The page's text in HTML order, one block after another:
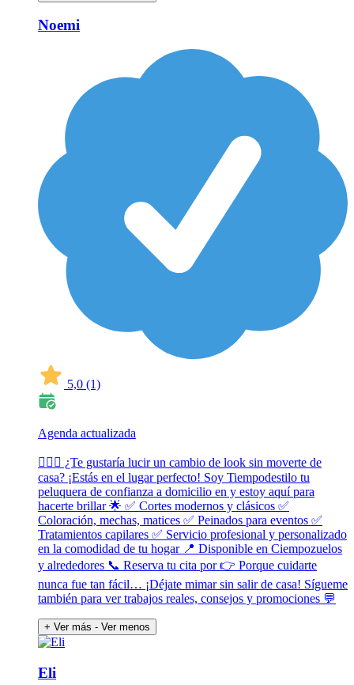
Noemi
5,0 (1)
Agenda actualizada
💇‍♀️✨ ¿Te gustaría lucir un cambio de look sin moverte de
casa? ¡Estás en el lugar perfecto! Soy Tiempodestilo tu
peluquera de confianza a domicilio en y estoy aquí para
hacerte brillar 🌟 ✅ Cortes modernos y clásicos ✅
Coloración, mechas, matices ✅ Peinados para eventos ✅
Tratamientos capilares ✅ Servicio profesional y personalizado
en la comodidad de tu hogar 📍 Disponible en Ciempozuelos
y alrededores 📞 Reserva tu cita por 👉 Porque cuidarte
nunca fue tan fácil… ¡Déjate mimar sin salir de casa! Sígueme
también para ver trabajos reales, consejos y promociones 💬
+ Ver más - Ver menos
Eli